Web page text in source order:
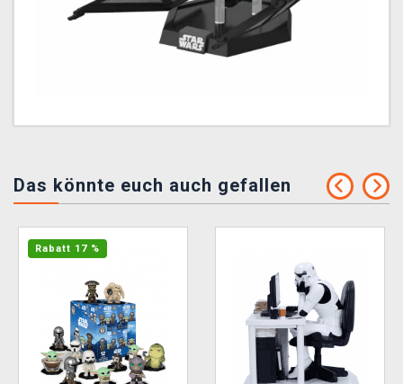
Das könnte euch auch gefallen
Rabatt 17 %